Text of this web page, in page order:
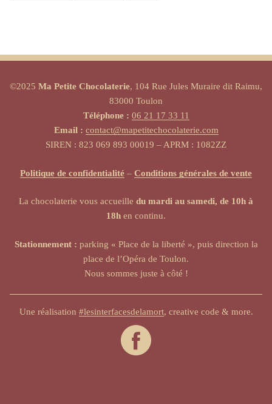
©2025 Ma Petite Chocolaterie, 104 Rue Jules Muraire dit Raimu,
83000 Toulon
Téléphone : 06 21 17 33 11
Email : contact@mapetitechocolaterie.com
SIREN : 823 069 893 00019 – APRM : 1082ZZ
Politique de confidentialité – Conditions générales de vente
La chocolaterie vous accueille du mardi au samedi, de 10h à
18h en continu.
Stationnement : parking « Place de la liberté », puis direction la
place de l’Opéra de Toulon.
Nous sommes juste à côté !
Une réalisation #lesinterfacesdelamort, creative code & more.